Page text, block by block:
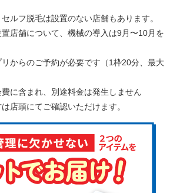
ルフ脱毛は設置のない店舗もあります。
店舗について、機械の導入は9月〜10月を
からのご予約が必要です（1枠20分、最大
に含まれ、別途料金は発生しません
店頭にてご確認いただけます。